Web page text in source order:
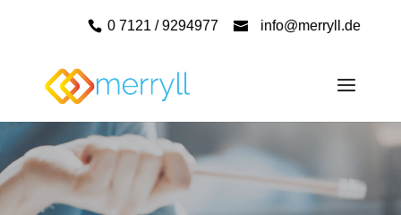
0 7121 / 9294977 info@merryll.de